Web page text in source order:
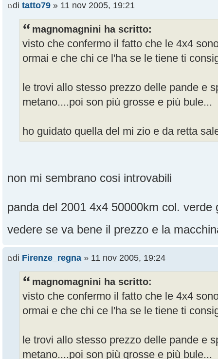
di tatto79 » 11 nov 2005, 19:21
magnomagnini ha scritto:
visto che confermo il fatto che le 4x4
ormai e che chi ce l'ha se le tiene ti
le trovi allo stesso prezzo delle pande e
metano....poi son più grosse e più bule...
ho guidato quella del mi zio e da retta
non mi sembrano cosi introvabili
panda del 2001 4x4 50000km col. verde
vedere se va bene il prezzo e la
di Firenze_regna » 11 nov 2005, 19:24
magnomagnini ha scritto:
visto che confermo il fatto che le 4x4
ormai e che chi ce l'ha se le tiene ti
le trovi allo stesso prezzo delle pande e
metano....poi son più grosse e più bule...